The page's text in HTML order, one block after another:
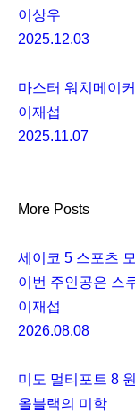
이상우
2025.12.03
마스터 워치메이
이재섭
2025.11.07
More Posts
세이코 5 스포츠
이번 주인공은 스
이재섭
2026.08.08
미도 멀티포트 8
올블랙의 미학